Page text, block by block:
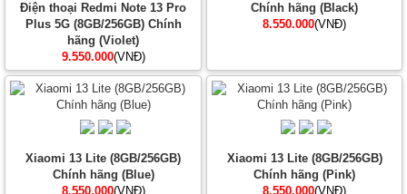
Điện thoại Redmi Note 13 Pro
Plus 5G (8GB/256GB) Chính
hãng (Violet)
9.550.000(VNĐ)
Chính hãng (Black)
8.550.000(VNĐ)
Xiaomi 13 Lite (8GB/256GB)
Chính hãng (Blue)
8.550.000(VNĐ)
Xiaomi 13 Lite (8GB/256GB)
Chính hãng (Pink)
8.550.000(VNĐ)